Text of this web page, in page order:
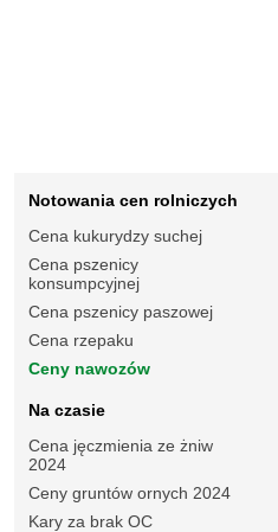
Notowania cen rolniczych
Cena kukurydzy suchej
Cena pszenicy
konsumpcyjnej
Cena pszenicy paszowej
Cena rzepaku
Ceny nawozów
Na czasie
Cena jęczmienia ze żniw
2024
Ceny gruntów ornych 2024
Kary za brak OC